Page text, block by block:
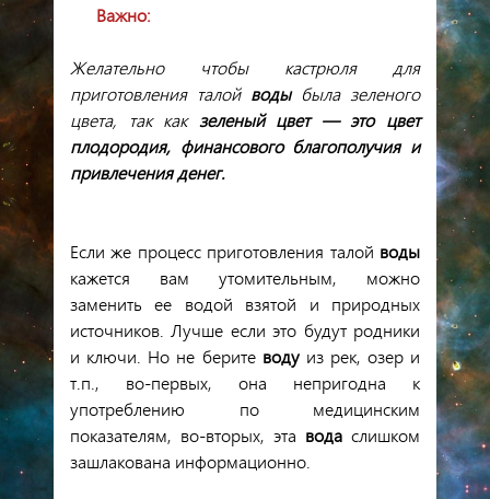
Важно:
Желательно чтобы кастрюля
для
приготовления талой воды была зеленого
цвета, так как зеленый цвет — это цвет
плодородия, финансового благополучия и
привлеченияденег.
Если же процесс приготовления талой воды
кажется
вам утомительным, можно
заменить ее водой взятой и природных
источников.Лучше если это будут родники
и ключи. Но не берите воду из рек, озер и
т.п., во-первых, она непригодна
к
употреблению
по
медицинским
показателям, во-вторых, эта вода слишком
зашлакована информационно.